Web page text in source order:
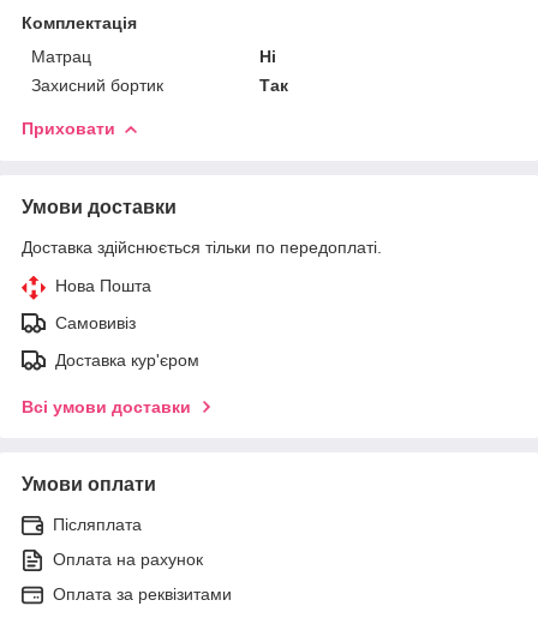
Комплектація
Матрац
Ні
Захисний бортик
Так
Приховати
Умови доставки
Доставка здійснюється тільки по передоплаті.
Нова Пошта
Самовивіз
Доставка кур'єром
Всі умови доставки
Умови оплати
Післяплата
Оплата на рахунок
Оплата за реквізитами